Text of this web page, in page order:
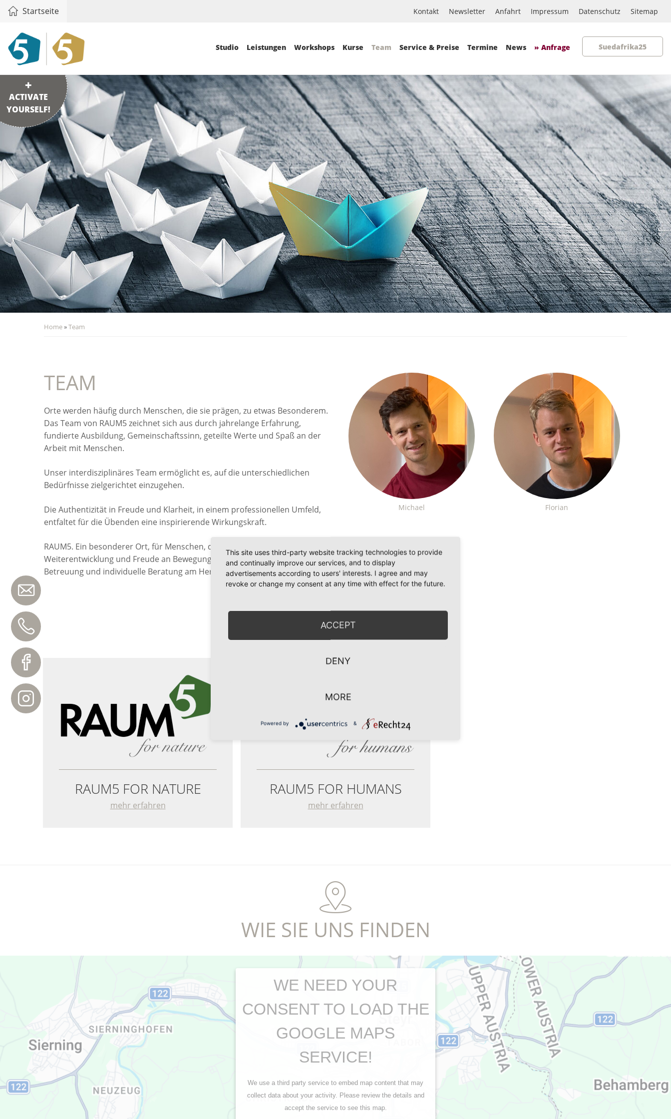
Startseite Kontakt Newsletter Anfahrt Impressum Datenschutz Sitemap
Studio Leistungen Workshops Kurse Team Service & Preise Termine News » Anfrage Suedafrika25
ACTIVATE
YOURSELF!
Home»Team
TEAM
Orte werden häufig durch Menschen, die sie prägen, zu etwas Besonderem.
Das Team von RAUM5 zeichnet sich aus durch jahrelange Erfahrung,
fundierte Ausbildung, Gemeinschaftssinn, geteilte Werte und Spaß an der
Arbeit mit Menschen.
Unser interdisziplinäres Team ermöglicht es, auf die unterschiedlichen
Bedürfnisse zielgerichtet einzugehen.
Die Authentizität in Freude und Klarheit, in einem professionellen Umfeld,
entfaltet für die Übenden eine inspirierende Wirkungskraft.
RAUM5. Ein besonderer Ort, für Menschen, denen persönliche
Weiterentwicklung und Freude an Bewegung, begleitet durch professionelle
Betreuung und individuelle Beratung am Herzen liegt.
Michael Florian
MEHR ZU RAUM5
RAUM5 FOR NATURE
mehr erfahren
RAUM5 FOR HUMANS
mehr erfahren
WIE SIE UNS FINDEN
WE NEED YOUR
CONSENT TO LOAD THE
GOOGLE MAPS
SERVICE!
We use a third party service to embed map content that may
collect data about your activity. Please review the details and
accept the service to see this map.
This site uses third-party website tracking technologies to provide
and continually improve our services, and to display
advertisements according to users' interests. I agree and may
revoke or change my consent at any time with effect for the future.
ACCEPT
DENY
MORE
Powered by &